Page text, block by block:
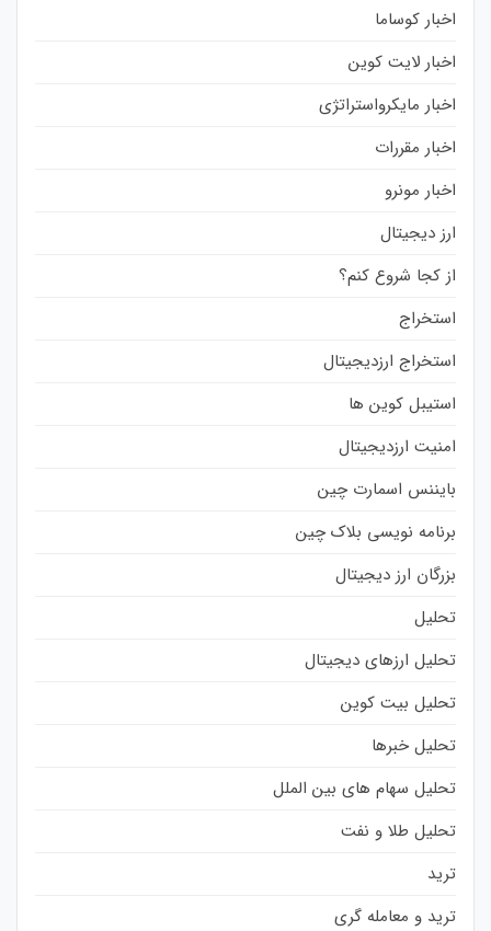
اخبار کوساما
اخبار لایت کوین
اخبار مایکرواستراتژی
اخبار مقررات
اخبار مونرو
ارز دیجیتال
از کجا شروع کنم؟
استخراج
استخراج ارزدیجیتال
استیبل کوین ها
امنیت ارزدیجیتال
بایننس اسمارت چین
برنامه نویسی بلاک چین
بزرگان ارز دیجیتال
تحلیل
تحلیل ارزهای دیجیتال
تحلیل بیت کوین
تحلیل خبرها
تحلیل سهام های بین الملل
تحلیل طلا و نفت
ترید
ترید و معامله گری